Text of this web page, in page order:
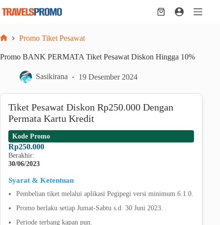
Shopping
Promo Tiket Pesawat
Promo BANK PERMATA Tiket Pesawat Diskon Hingga 10%
Sasikirana 19 Desember 2024
Tiket Pesawat Diskon Rp250.000 Dengan
Permata Kartu Kredit
Kode Promo
Rp250.000
Berakhir:
30/06/2023
Syarat & Ketentuan
Pembelian tiket melalui aplikasi Pegipegi versi minimum 6.1.0.
Promo berlaku setiap Jumat-Sabtu s.d. 30 Juni 2023.
Periode terbang kapan pun.